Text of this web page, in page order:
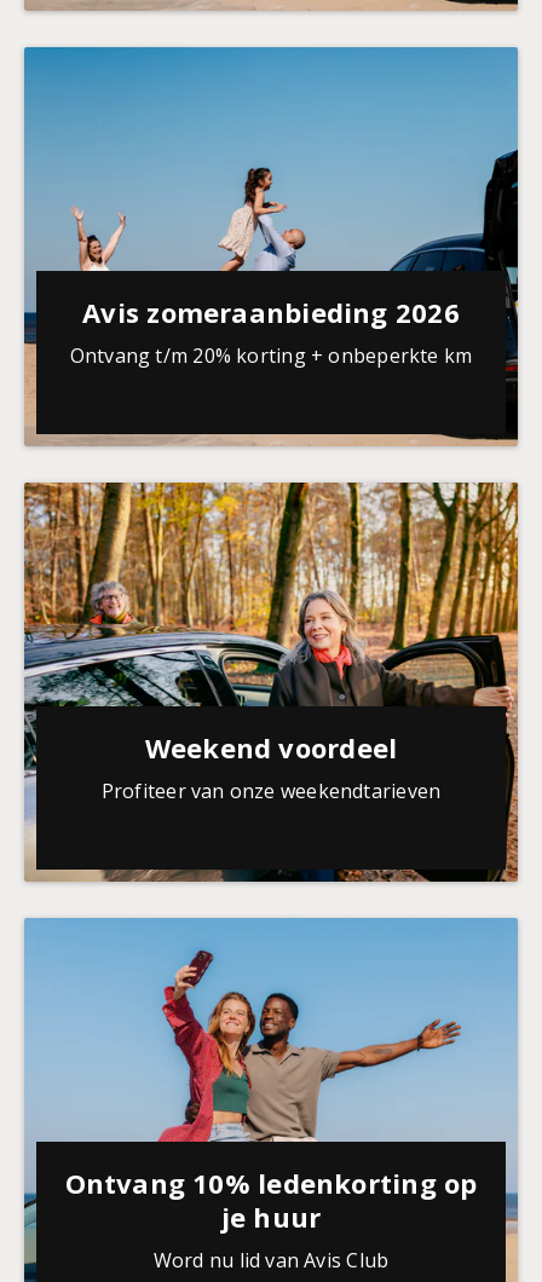
Avis zomeraanbieding 2026
Ontvang t/m 20% korting + onbeperkte km
Weekend voordeel
Profiteer van onze weekendtarieven
Ontvang 10% ledenkorting op
je huur
Word nu lid van Avis Club